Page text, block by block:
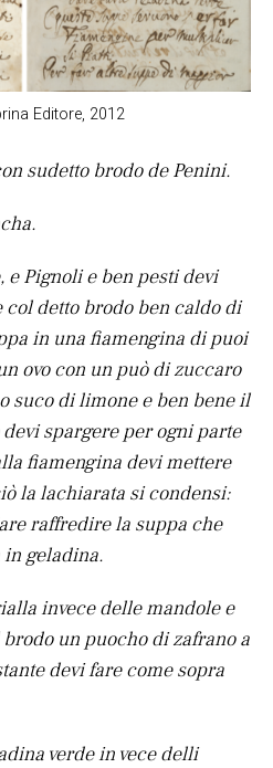
Editore, 2012
sudetto brodo de Penini.
Pignoli e ben pesti devi
detto brodo ben caldo di
in una fiamengina di puoi
ovo con un può di zuccaro
suco di limone e ben bene il
spargere per ogni parte
fiamengina devi mettere
la lachiarata si condensi:
raffredire la suppa che
geladina.
invece delle mandole e
un puocho di zafrano a
devi fare come sopra
verde in vece delli